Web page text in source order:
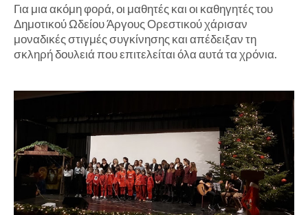
Για μια ακόμη φορά, οι μαθητές και οι καθηγητές του
Δημοτικού Ωδείου Άργους Ορεστικού χάρισαν
μοναδικές στιγμές συγκίνησης και απέδειξαν τη
σκληρή δουλειά που επιτελείται όλα αυτά τα χρόνια.